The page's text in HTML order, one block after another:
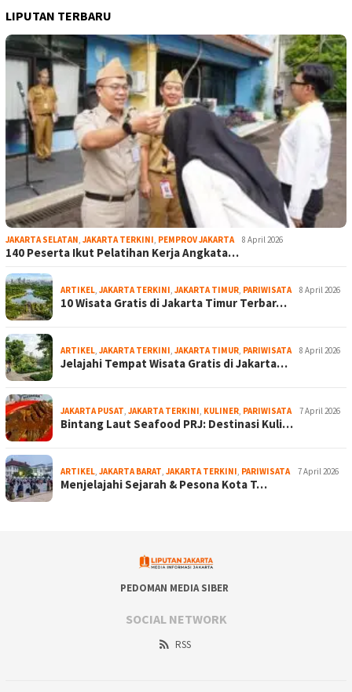
LIPUTAN TERBARU
JAKARTA SELATAN, JAKARTA TERKINI, PEMPROV JAKARTA 8 April 2026
140 Peserta Ikut Pelatihan Kerja Angkata…
ARTIKEL, JAKARTA TERKINI, JAKARTA TIMUR, PARIWISATA 8 April 2026
10 Wisata Gratis di Jakarta Timur Terbar…
ARTIKEL, JAKARTA TERKINI, JAKARTA TIMUR, PARIWISATA 8 April 2026
Jelajahi Tempat Wisata Gratis di Jakarta…
JAKARTA PUSAT, JAKARTA TERKINI, KULINER, PARIWISATA 7 April 2026
Bintang Laut Seafood PRJ: Destinasi Kuli…
ARTIKEL, JAKARTA BARAT, JAKARTA TERKINI, PARIWISATA 7 April 2026
Menjelajahi Sejarah & Pesona Kota T…
PEDOMAN MEDIA SIBER
SOCIAL NETWORK
RSS